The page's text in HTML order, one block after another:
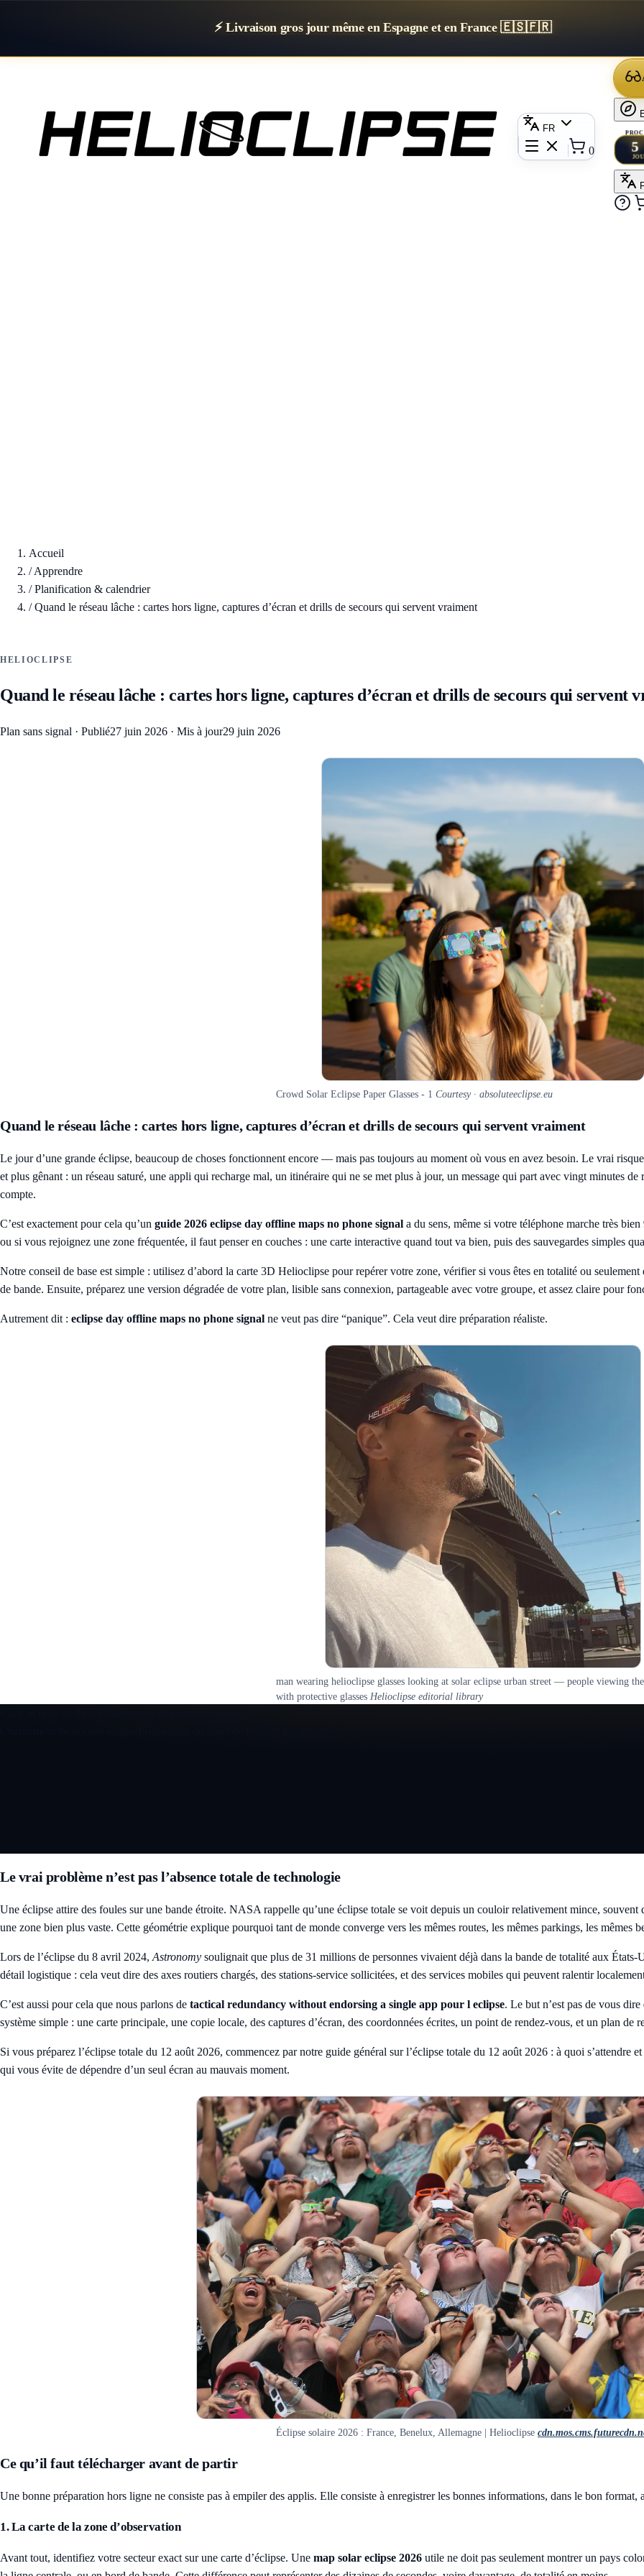
⚡ Livraison gros jour même en Espagne et en France 🇪🇸🇫🇷
FR
0 5
Accueil
/Apprendre
/Planification & calendrier
/Quand le réseau lâche : cartes hors ligne, captures d’écran et drills de secours qui servent vraiment
HELIOCLIPSE
Quand le réseau lâche : cartes hors ligne, captures d’écran et drills de secours qui servent
Plan sans signal · Publié27 juin 2026 · Mis à jour29 juin 2026
Crowd Solar Eclipse Paper Glasses - 1 Courtesy · absoluteeclipse.eu
Quand le réseau lâche : cartes hors ligne, captures d’écran et drills de secours qui servent vraiment
Le jour d’une grande éclipse, beaucoup de choses fonctionnent encore — mais pas toujours au moment où vous en avez besoin. Le vrai
et plus gênant : un réseau saturé, une appli qui recharge mal, un itinéraire qui ne se met plus à jour, un message qui part avec vingt minutes
compte.
C’est exactement pour cela qu’un guide 2026 eclipse day offline maps no phone signal a du sens, même si votre téléphone marche très
ou si vous rejoignez une zone fréquentée, il faut penser en couches : une carte interactive quand tout va bien, puis des sauvegardes simples
Notre conseil de base est simple : utilisez d’abord la carte 3D Helioclipse pour repérer votre zone, vérifier si vous êtes en totalité ou
de bande. Ensuite, préparez une version dégradée de votre plan, lisible sans connexion, partageable avec votre groupe, et assez claire pour
Autrement dit : eclipse day offline maps no phone signal ne veut pas dire “panique”. Cela veut dire préparation réaliste.
man wearing helioclipse glasses looking at solar eclipse urban street — people viewing
with protective glasses Helioclipse editorial library
Le vrai problème n’est pas l’absence totale de technologie
Une éclipse attire des foules sur une bande étroite. NASA rappelle qu’une éclipse totale se voit depuis un couloir relativement mince,
une zone bien plus vaste. Cette géométrie explique pourquoi tant de monde converge vers les mêmes routes, les mêmes parkings, les mêmes
Lors de l’éclipse du 8 avril 2024, Astronomy soulignait que plus de 31 millions de personnes vivaient déjà dans la bande de totalité aux États-
détail logistique : cela veut dire des axes routiers chargés, des stations-service sollicitées, et des services mobiles qui peuvent ralentir
C’est aussi pour cela que nous parlons de tactical redundancy without endorsing a single app pour l eclipse. Le but n’est pas de vous
système simple : une carte principale, une copie locale, des captures d’écran, des coordonnées écrites, un point de rendez-vous, et un plan de
Si vous préparez l’éclipse totale du 12 août 2026, commencez par notre guide général surl’éclipse totale du 12 août 2026 : à quoi s’attendre
qui vous évite de dépendre d’un seul écran au mauvais moment.
Éclipse solaire 2026 : France, Benelux, Allemagne | Helioclipse
Ce qu’il faut télécharger avant de partir
Une bonne préparation hors ligne ne consiste pas à empiler des applis. Elle consiste à enregistrer les bonnes informations, dans le bon format,
1. La carte de la zone d’observation
Avant tout, identifiez votre secteur exact sur une carte d’éclipse. Une map solar eclipse 2026 utile ne doit pas seulement montrer un pays